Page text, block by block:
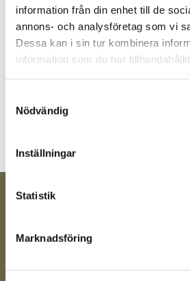
information från din enhet till de
annons- och analysföretag som vi
Dessa kan i sin tur kombinera
information som du har
Nödvändig
Inställningar
Statistik
Marknadsföring